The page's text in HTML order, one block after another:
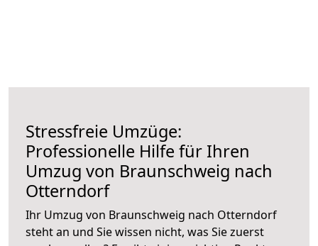
Stressfreie Umzüge:
Professionelle Hilfe für Ihren
Umzug von Braunschweig nach
Otterndorf
Ihr Umzug von Braunschweig nach Otterndorf
steht an und Sie wissen nicht, was Sie zuerst